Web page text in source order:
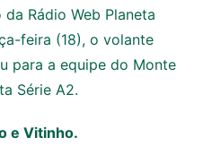
Rádio Web Planeta
feira (18), o volante
para a equipe do Monte
Série A2.
e Vitinho.